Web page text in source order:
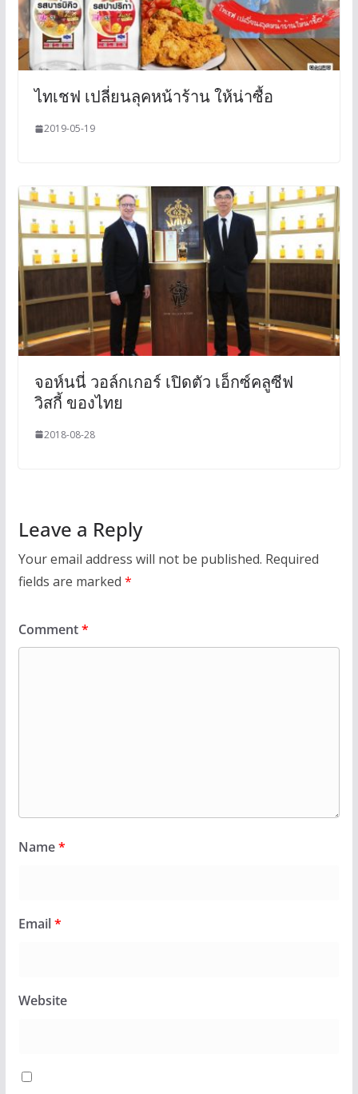
ไทเชฟ เปลี่ยนลุคหน้าร้าน ให้น่าซื้อ
2019-05-19
จอห์นนี่ วอล์กเกอร์ เปิดตัว เอ็กซ์คลูซีฟ
วิสกี้ ของไทย
2018-08-28
Leave a Reply
Your email address will not be published. Required
fields are marked *
Comment*
Name*
Email*
Website